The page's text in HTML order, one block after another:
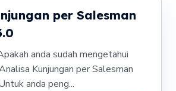
per Salesman
anda sudah mengetahui
Kunjungan per Salesman
anda peng...